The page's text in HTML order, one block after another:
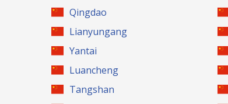
Qingdao
Lianyungang
Yantai
Luancheng
Tangshan